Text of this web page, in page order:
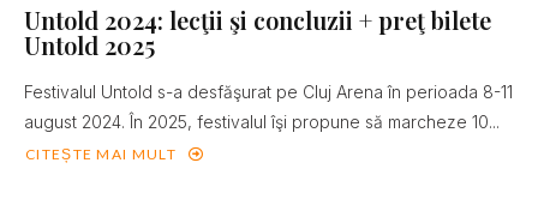
Untold 2024: lecţii şi concluzii + preţ bilete
Untold 2025
Festivalul Untold s-a desfăşurat pe Cluj Arena în perioada 8-11
august 2024. În 2025, festivalul îşi propune să marcheze 10...
CITEȘTE MAI MULT